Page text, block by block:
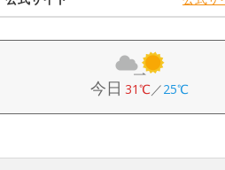
今日 31℃／25℃